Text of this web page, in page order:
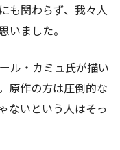
も関わらず、我々人
いました。
ル・カミュ氏が描い
原作の方は圧倒的な
ないという人はそっ